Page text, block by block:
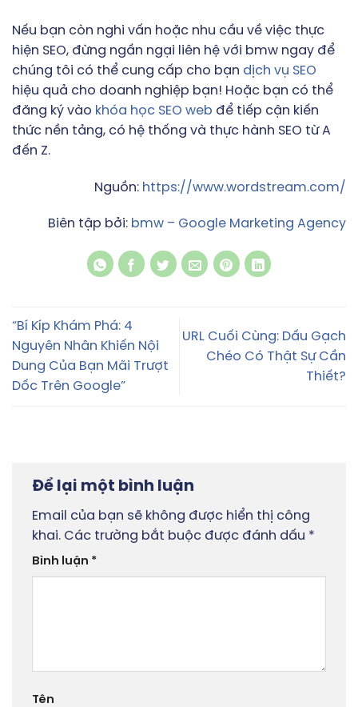
Nếu bạn còn nghi vấn hoặc nhu cầu về việc thực
hiện SEO, đừng ngần ngại liên hệ với bmw ngay để
chúng tôi có thể cung cấp cho bạn dịch vụ SEO
hiệu quả cho doanh nghiệp bạn! Hoặc bạn có thể
đăng ký vào khóa học SEO web để tiếp cận kiến
thức nền tảng, có hệ thống và thực hành SEO từ A
đến Z.
Nguồn: https://www.wordstream.com/
Biên tập bởi: bmw – Google Marketing Agency
“Bí Kíp Khám Phá: 4
Nguyên Nhân Khiến Nội
Dung Của Bạn Mãi Trượt
Dốc Trên Google”
URL Cuối Cùng: Dấu Gạch
Chéo Có Thật Sự Cần
Thiết?
Để lại một bình luận
Email của bạn sẽ không được hiển thị công
khai. Các trường bắt buộc được đánh dấu *
Bình luận *
Tên